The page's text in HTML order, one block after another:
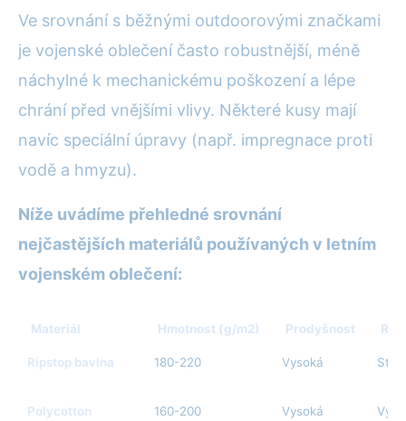
Ve srovnání s běžnými outdoorovými značkami
je vojenské oblečení často robustnější, méně
náchylné k mechanickému poškození a lépe
chrání před vnějšími vlivy. Některé kusy mají
navíc speciální úpravy (např. impregnace proti
vodě a hmyzu).
Níže uvádíme přehledné srovnání
nejčastějších materiálů používaných v letním
vojenském oblečení:
Materiál Hmotnost (g/m2) Prodyšnost
Ripstop bavlna 180-220 Vysoká
Polycotton
160-200 Vysoká